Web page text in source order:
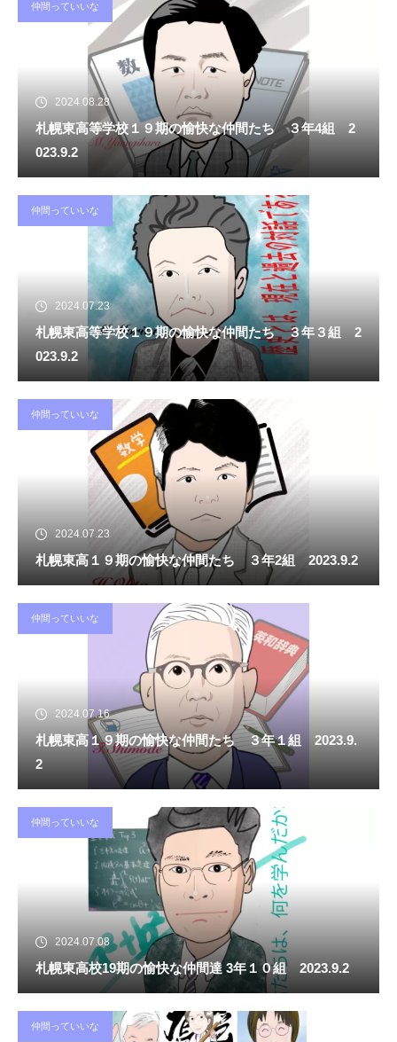
仲間っていいな
2024.08.28
札幌東高等学校１９期の愉快な仲間たち ３年4組 2
023.9.2
仲間っていいな
2024.07.23
札幌東高等学校１９期の愉快な仲間たち ３年３組 2
023.9.2
仲間っていいな
2024.07.23
札幌東高１９期の愉快な仲間たち ３年2組 2023.9.2
仲間っていいな
2024.07.16
札幌東高１９期の愉快な仲間たち ３年１組 2023.9.
2
仲間っていいな
2024.07.08
札幌東高校19期の愉快な仲間達 3年１０組 2023.9.2
仲間っていいな